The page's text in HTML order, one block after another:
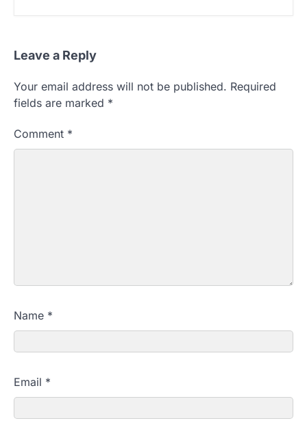
Leave a Reply
Your email address will not be published. Required
fields are marked *
Comment *
Name *
Email *